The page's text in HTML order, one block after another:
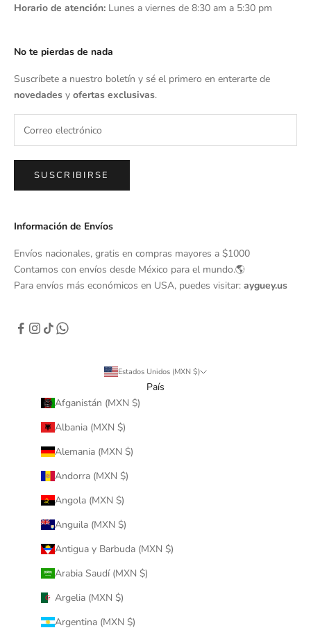
Horario de atención: Lunes a viernes de 8:30 am a 5:30 pm
No te pierdas de nada
Suscríbete a nuestro boletín y sé el primero en enterarte de
novedades y ofertas exclusivas.
SUSCRIBIRSE
Información de Envíos
Envíos nacionales, gratis en compras mayores a $1000
Contamos con envíos desde México para el mundo.🌎
Para envíos más económicos en USA, puedes visitar: ayguey.us
Estados Unidos (MXN $)
País
Afganistán (MXN $)
Albania (MXN $)
Alemania (MXN $)
Andorra (MXN $)
Angola (MXN $)
Anguila (MXN $)
Antigua y Barbuda (MXN $)
Arabia Saudí (MXN $)
Argelia (MXN $)
Argentina (MXN $)